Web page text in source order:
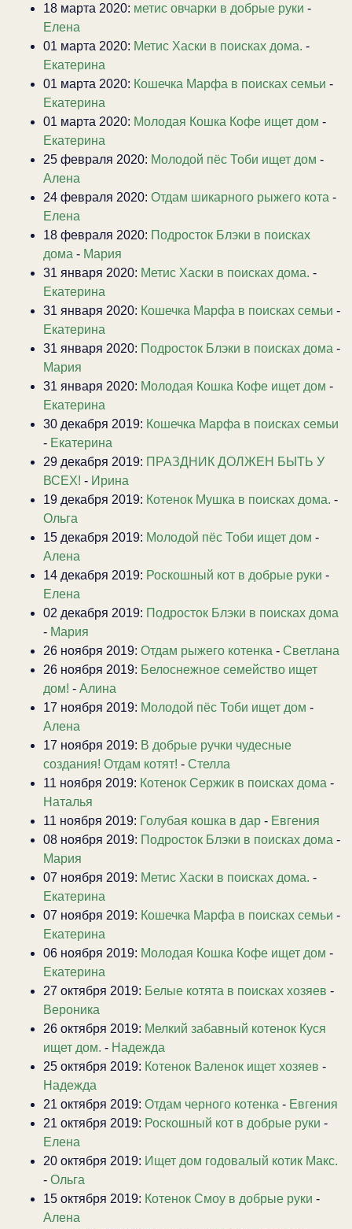
18 марта 2020: метис овчарки в добрые руки -
Елена
01 марта 2020: Метис Хаски в поисках дома. -
Екатерина
01 марта 2020: Кошечка Марфа в поисках семьи -
Екатерина
01 марта 2020: Молодая Кошка Кофе ищет дом -
Екатерина
25 февраля 2020: Молодой пёс Тоби ищет дом -
Алена
24 февраля 2020: Отдам шикарного рыжего кота -
Елена
18 февраля 2020: Подросток Блэки в поисках
дома - Мария
31 января 2020: Метис Хаски в поисках дома. -
Екатерина
31 января 2020: Кошечка Марфа в поисках семьи -
Екатерина
31 января 2020: Подросток Блэки в поисках дома -
Мария
31 января 2020: Молодая Кошка Кофе ищет дом -
Екатерина
30 декабря 2019: Кошечка Марфа в поисках семьи
- Екатерина
29 декабря 2019: ПРАЗДНИК ДОЛЖЕН БЫТЬ У
ВСЕХ! - Ирина
19 декабря 2019: Котенок Мушка в поисках дома. -
Ольга
15 декабря 2019: Молодой пёс Тоби ищет дом -
Алена
14 декабря 2019: Роскошный кот в добрые руки -
Елена
02 декабря 2019: Подросток Блэки в поисках дома
- Мария
26 ноября 2019: Отдам рыжего котенка - Светлана
26 ноября 2019: Белоснежное семейство ищет
дом! - Алина
17 ноября 2019: Молодой пёс Тоби ищет дом -
Алена
17 ноября 2019: В добрые ручки чудесные
создания! Отдам котят! - Стелла
11 ноября 2019: Котенок Сержик в поисках дома -
Наталья
11 ноября 2019: Голубая кошка в дар - Евгения
08 ноября 2019: Подросток Блэки в поисках дома -
Мария
07 ноября 2019: Метис Хаски в поисках дома. -
Екатерина
07 ноября 2019: Кошечка Марфа в поисках семьи -
Екатерина
06 ноября 2019: Молодая Кошка Кофе ищет дом -
Екатерина
27 октября 2019: Белые котята в поисках хозяев -
Вероника
26 октября 2019: Мелкий забавный котенок Куся
ищет дом. - Надежда
25 октября 2019: Котенок Валенок ищет хозяев -
Надежда
21 октября 2019: Отдам черного котенка - Евгения
21 октября 2019: Роскошный кот в добрые руки -
Елена
20 октября 2019: Ищет дом годовалый котик Макс.
- Ольга
15 октября 2019: Котенок Смоу в добрые руки -
Алена